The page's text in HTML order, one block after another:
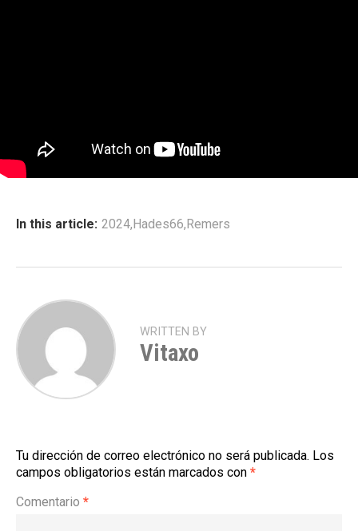
In this article: 2024,Hades66,Remers
WRITTEN BY
Vitaxo
Tu dirección de correo electrónico no será publicada. Los
campos obligatorios están marcados con *
Comentario *